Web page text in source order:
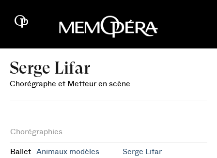
Serge Lifar
Chorégraphe et Metteur en scène
Chorégraphies
Ballet
Animaux modèles
Serge Lifar